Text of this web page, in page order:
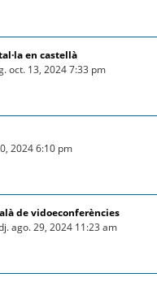
en castellà
oct. 13, 2024 7:33 pm
2024 6:10 pm
de vidoeconferències
ago. 29, 2024 11:23 am